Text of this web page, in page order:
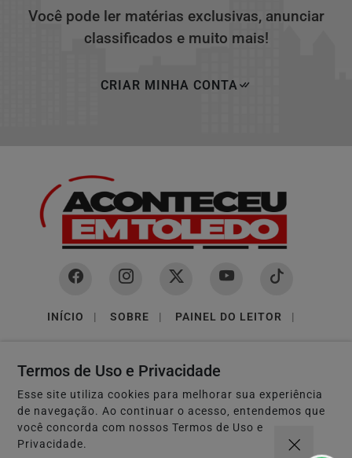
Você pode ler matérias exclusivas, anunciar
classificados e muito mais!
CRIAR MINHA CONTA
INÍCIO | SOBRE | PAINEL DO LEITOR |
3W CONTROL - TODOS OS DIREITOS RESERVADOS
Termos de Uso e Privacidade
Esse site utiliza cookies para melhorar sua experiência
de navegação. Ao continuar o acesso, entendemos que
você concorda com nossos Termos de Uso e
Privacidade.